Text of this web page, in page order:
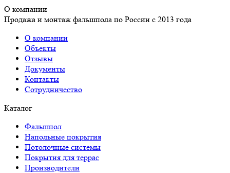
О компании
Продажа и монтаж фальшпола по России с 2013 года
О компании
Объекты
Отзывы
Документы
Контакты
Сотрудничество
Каталог
Фальшпол
Напольные покрытия
Потолочные системы
Покрытия для террас
Производители